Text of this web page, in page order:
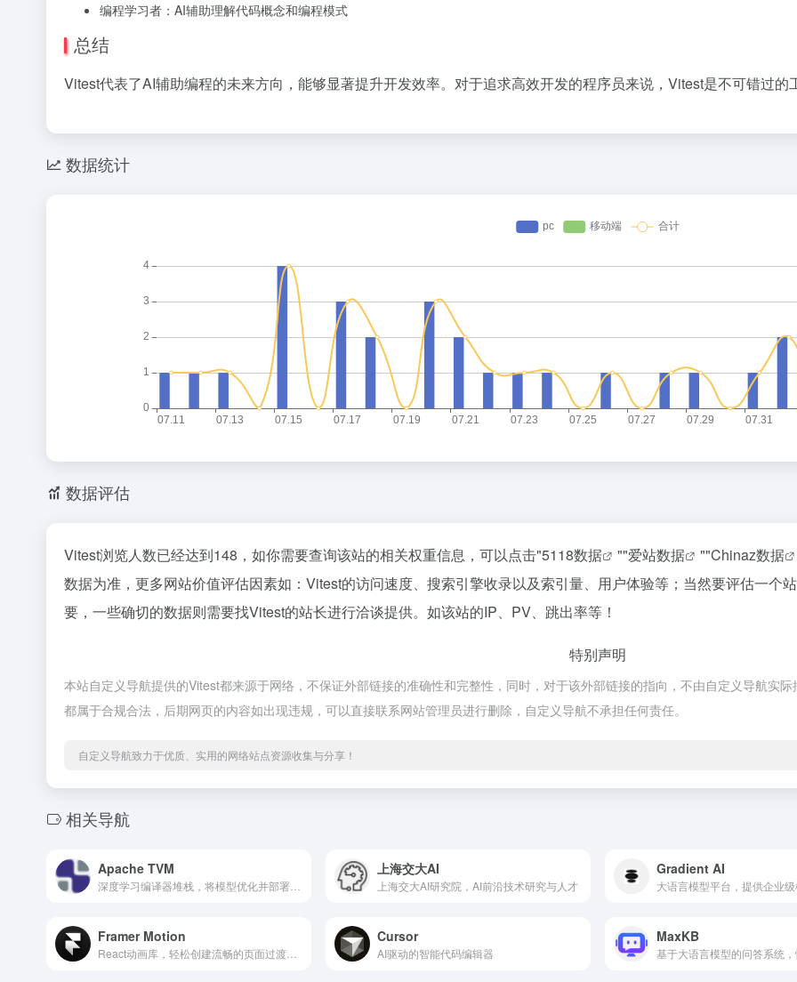
编程学习者：AI辅助理解代码概念和编程模式
总结
Vitest代表了AI辅助编程的未来方向，能够显著提升开发效率。对于追求高效开发的程序员来说，Vitest是不可错过的
数据统计
数据评估
Vitest浏览人数已经达到148，如你需要查询该站的相关权重信息，可以点击"5118数据 ""爱站数据 ""Chinaz数据
数据为准，更多网站价值评估因素如：Vitest的访问速度、搜索引擎收录以及索引量、用户体验等；当然要评估一个
要，一些确切的数据则需要找Vitest的站长进行洽谈提供。如该站的IP、PV、跳出率等！
特别声明
本站自定义导航提供的Vitest都来源于网络，不保证外部链接的准确性和完整性，同时，对于该外部链接的指向，不由自定义导航实
都属于合规合法，后期网页的内容如出现违规，可以直接联系网站管理员进行删除，自定义导航不承担任何责任。
自定义导航致力于优质、实用的网络站点资源收集与分享！
相关导航
Apache TVM 上海交大AI
上海交大AI研究院，AI前沿技术研究与人才
Gradient AI
Framer Motion Cursor
AI驱动的智能代码编辑器
MaxKB